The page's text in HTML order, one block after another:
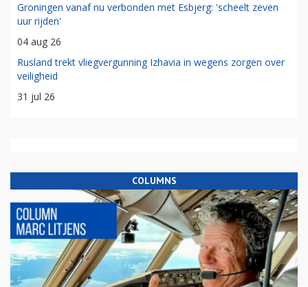
Groningen vanaf nu verbonden met Esbjerg: 'scheelt zeven
uur rijden'
04 aug 26
Rusland trekt vliegvergunning Izhavia in wegens zorgen over
veiligheid
31 jul 26
COLUMNS